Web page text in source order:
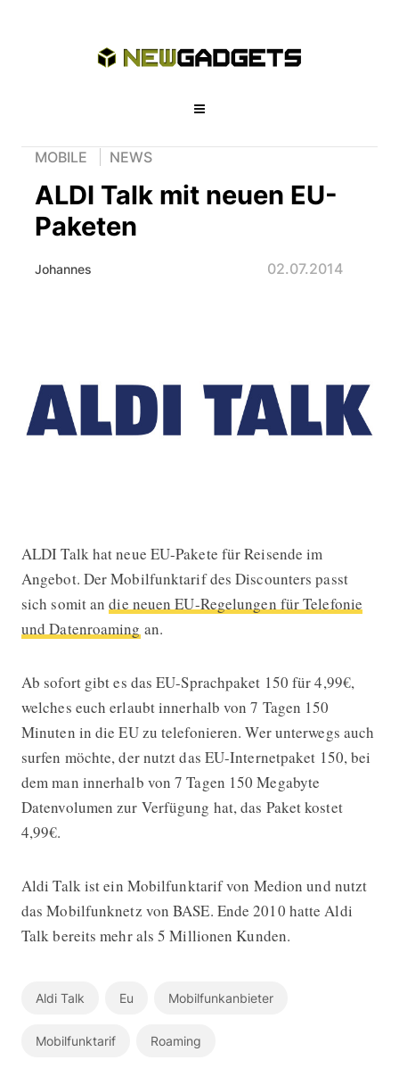
MOBILE NEWS
ALDI Talk mit neuen EU-
Paketen
Johannes 02.07.2014
ALDI Talk mit neuen EU-Paketen
ALDI Talk hat neue EU-Pakete für Reisende im
Angebot. Der Mobilfunktarif des Discounters passt
sich somit andie neuen EU-Regelungen für Telefonie
und Datenroaming an.
Ab sofort gibt es das EU-Sprachpaket 150 für 4,99€,
welches euch erlaubt innerhalb von 7 Tagen 150
Minuten in die EU zu telefonieren. Wer unterwegs auch
surfen möchte, der nutzt das EU-Internetpaket 150, bei
dem man innerhalb von 7 Tagen 150 Megabyte
Datenvolumen zur Verfügung hat, das Paket kostet
4,99€.
Aldi Talk ist ein Mobilfunktarif von Medion und nutzt
das Mobilfunknetz von BASE. Ende 2010 hatte Aldi
Talk bereits mehr als 5 Millionen Kunden.
Aldi Talk Eu Mobilfunkanbieter
Mobilfunktarif Roaming